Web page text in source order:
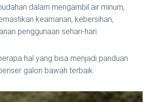
dalam mengambil air minum,
keamanan, kebersihan,
penggunaan sehari-hari.
hal yang bisa menjadi panduan
galon bawah terbaik: